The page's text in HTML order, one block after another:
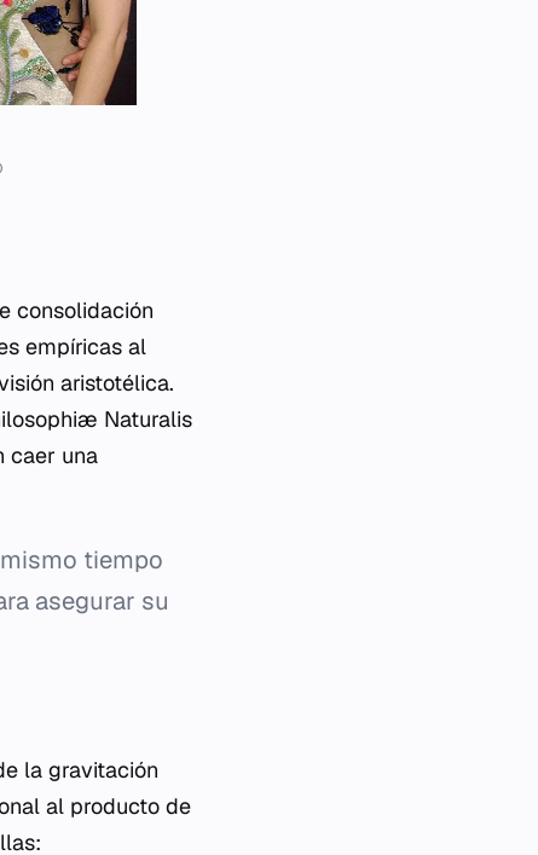
consolidación
empíricas al
aristotélica.
Naturalis
caer una
tiempo
asegurar su
la gravitación
al producto de